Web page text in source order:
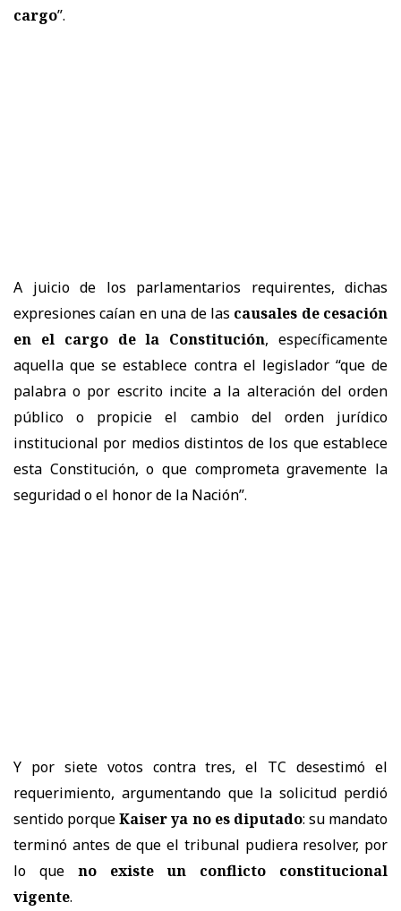
cargo”.
A juicio de los parlamentarios requirentes, dichas
expresiones caían en una de las causales de cesación
en el cargo de la Constitución, específicamente
aquella que se establece contra el legislador “que de
palabra o por escrito incite a la alteración del orden
público o propicie el cambio del orden jurídico
institucional por medios distintos de los que establece
esta Constitución, o que comprometa gravemente la
seguridad o el honor de la Nación”.
Y por siete votos contra tres, el TC desestimó el
requerimiento, argumentando que la solicitud perdió
sentido porqueKaiser ya no es diputado: su mandato
terminó antes de que el tribunal pudiera resolver, por
lo que no existe un conflicto constitucional
vigente.